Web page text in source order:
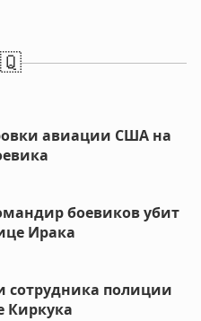
авиации США на
боевиков убит
Ирака
сотрудника полиции
Киркука